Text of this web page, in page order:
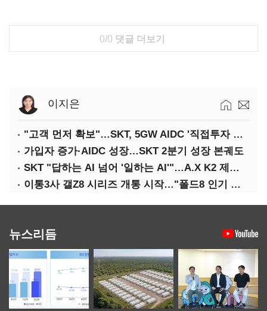
0/0 댓글 더보기
이지은
"고객 먼저 확보"…SKT, 5GW AIDC '직접투자 최소화'
가입자 증가·AIDC 성장…SKT 2분기 성장 본궤도
SKT "답하는 AI 넘어 '일하는 AI'"…A.X K2 제조·국방 확산
이통3사 갤Z8 시리즈 개통 시작…"폴드8 인기 가장 높아"
뉴스리듬